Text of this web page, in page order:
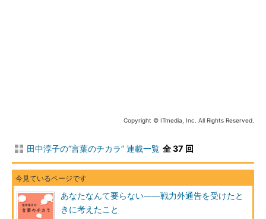
ずっと人材開発のコンテンツ開発や講師をしてきた私に「営業
へ行け」と言うのは、かなり唐突な話であった。「今のままだっ
たらあなたは要らない。他の仕事をしてよく考えろ」というメッ
セージだと受け取った。戦力外通告である。
仕事に就いて10年、こう淡々と「あなたはここには不要」とい
Copyright © ITmedia, Inc. All Rights Reserved.
田中淳子の“言葉のチカラ” 連載一覧 全 37 回
あなたなんて要らない――戦力外通告を受けたと
きに考えたこと